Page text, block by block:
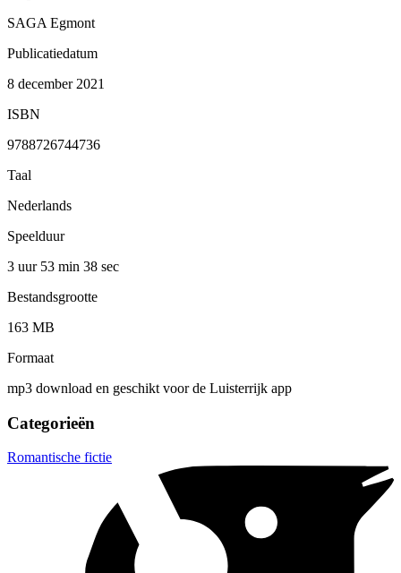
SAGA Egmont
Publicatiedatum
8 december 2021
ISBN
9788726744736
Taal
Nederlands
Speelduur
3 uur 53 min 38 sec
Bestandsgrootte
163 MB
Formaat
mp3 download en geschikt voor de Luisterrijk app
Categorieën
Romantische fictie